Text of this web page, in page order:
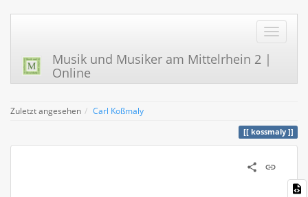
Musik und Musiker am Mittelrhein 2 |
Online
Zuletzt angesehen Carl Koßmaly
kossmaly